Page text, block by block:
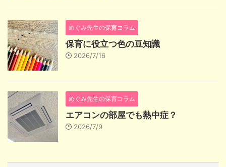
めぐみ先生の保育コラム
保育に役立つ色の豆知識
2026/7/16
めぐみ先生の保育コラム
エアコンの部屋でも熱中症？
2026/7/9